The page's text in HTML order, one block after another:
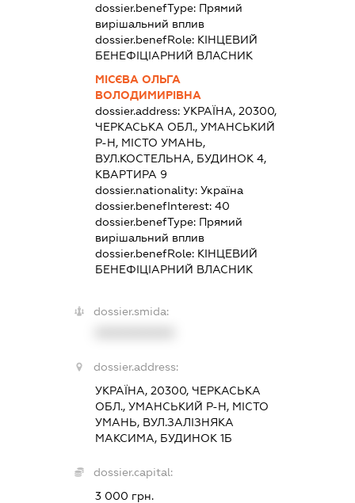
dossier.benefType: Прямий
вирішальний вплив
dossier.benefRole: КІНЦЕВИЙ
БЕНЕФІЦІАРНИЙ ВЛАСНИК
МІСЄВА ОЛЬГА
ВОЛОДИМИРІВНА
dossier.address: УКРАЇНА, 20300,
ЧЕРКАСЬКА ОБЛ., УМАНСЬКИЙ
Р-Н, МІСТО УМАНЬ,
ВУЛ.КОСТЕЛЬНА, БУДИНОК 4,
КВАРТИРА 9
dossier.nationality: Україна
dossier.benefInterest: 40
dossier.benefType: Прямий
вирішальний вплив
dossier.benefRole: КІНЦЕВИЙ
БЕНЕФІЦІАРНИЙ ВЛАСНИК
dossier.smida:
dossier.address:
УКРАЇНА, 20300, ЧЕРКАСЬКА
ОБЛ., УМАНСЬКИЙ Р-Н, МІСТО
УМАНЬ, ВУЛ.ЗАЛІЗНЯКА
МАКСИМА, БУДИНОК 1Б
dossier.capital:
3 000 грн.